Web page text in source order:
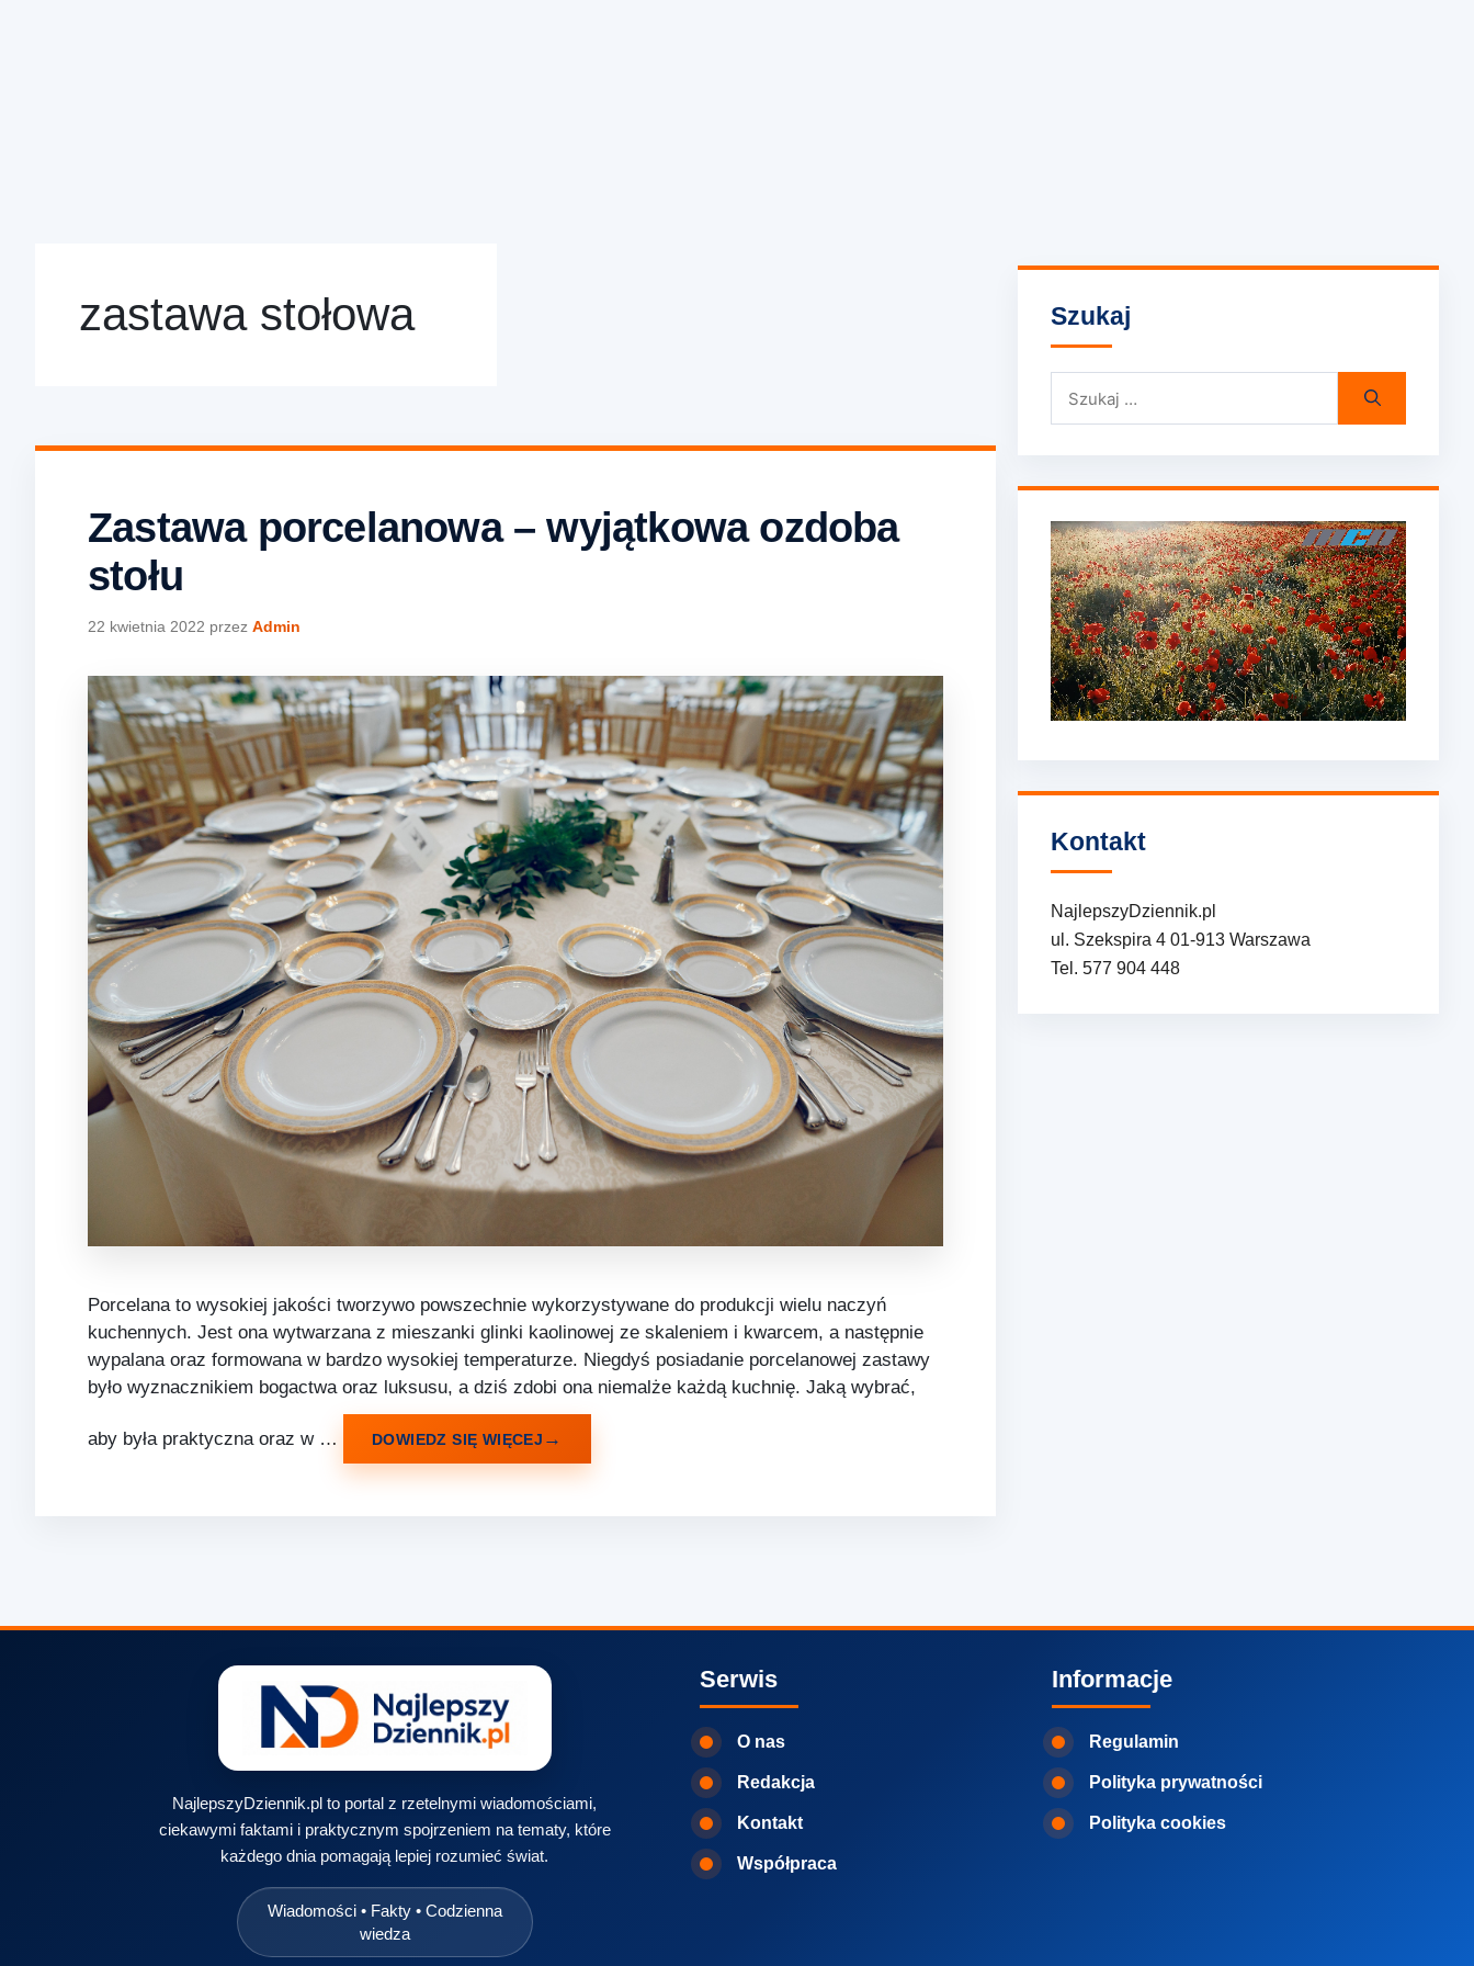
zastawa stołowa
Zastawa porcelanowa – wyjątkowa ozdoba
stołu
22 kwietnia 2022 przez Admin
Porcelana to wysokiej jakości tworzywo powszechnie wykorzystywane do produkcji wielu naczyń
kuchennych. Jest ona wytwarzana z mieszanki glinki kaolinowej ze skaleniem i kwarcem, a następnie
wypalana oraz formowana w bardzo wysokiej temperaturze. Niegdyś posiadanie porcelanowej zastawy
było wyznacznikiem bogactwa oraz luksusu, a dziś zdobi ona niemalże każdą kuchnię. Jaką wybrać,
aby była praktyczna oraz w … DOWIEDZ SIĘ WIĘCEJ
Szukaj
Kontakt
NajlepszyDziennik.pl
ul. Szekspira 4 01-913 Warszawa
Tel. 577 904 448
NajlepszyDziennik.pl to portal z rzetelnymi wiadomościami,
ciekawymi faktami i praktycznym spojrzeniem na tematy, które
każdego dnia pomagają lepiej rozumieć świat.
Wiadomości • Fakty • Codzienna
wiedza
Serwis
O nas
Redakcja
Kontakt
Współpraca
Informacje
Regulamin
Polityka prywatności
Polityka cookies